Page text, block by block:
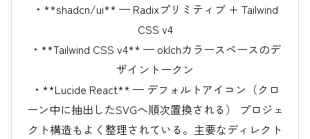
・**shadcn/ui** — Radixプリミティブ + Tailwind
CSS v4
・**Tailwind CSS v4** — oklchカラースペースのデ
ザイントークン
・**Lucide React** — デフォルトアイコン（クロ
ーン中に抽出したSVGへ順次置換される） プロジェ
クト構造もよく整理されている。主要なディレクト